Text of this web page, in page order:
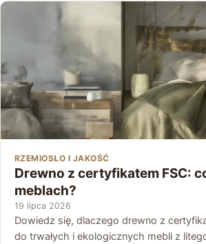
RZEMIOSŁO I JAKOŚĆ
Drewno z certyfikatem FSC:
meblach?
19 lipca 2026
Dowiedz się, dlaczego drewno z
do trwałych i ekologicznych mebli z